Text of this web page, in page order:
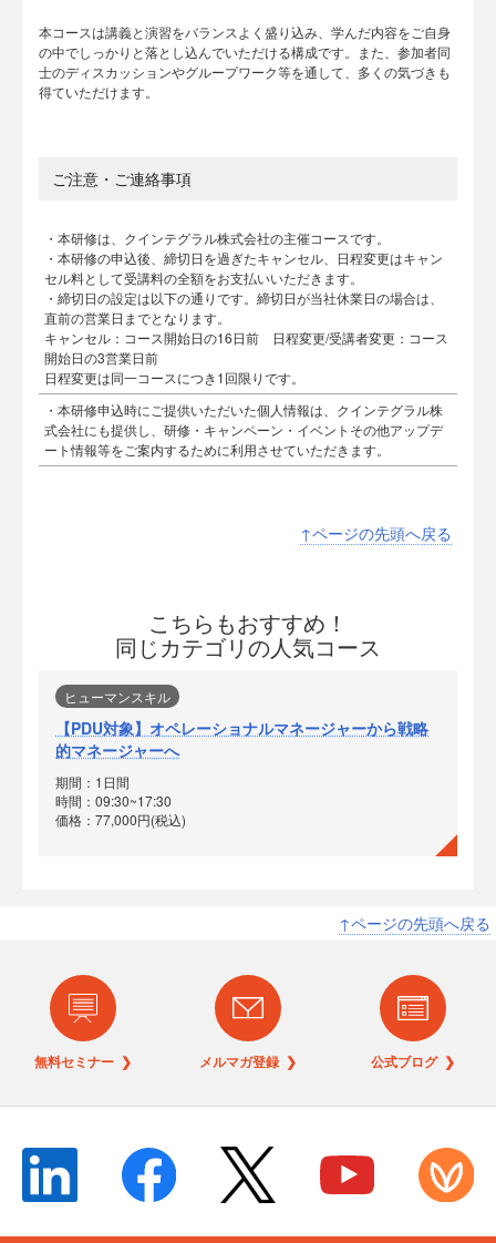
本コースは講義と演習をバランスよく盛り込み、学んだ内容をご自身
の中でしっかりと落とし込んでいただける構成です。また、参加者同
士のディスカッションやグループワーク等を通して、多くの気づきも
得ていただけます。
ご注意・ご連絡事項
・本研修は、クインテグラル株式会社の主催コースです。
・本研修の申込後、締切日を過ぎたキャンセル、日程変更はキャン
セル料として受講料の全額をお支払いいただきます。
・締切日の設定は以下の通りです。締切日が当社休業日の場合は、
直前の営業日までとなります。
キャンセル：コース開始日の16日前 日程変更/受講者変更：コース
開始日の3営業日前
日程変更は同一コースにつき1回限りです。
・本研修申込時にご提供いただいた個人情報は、クインテグラル株
式会社にも提供し、研修・キャンペーン・イベントその他アップデ
ート情報等をご案内するために利用させていただきます。
↑ページの先頭へ戻る
こちらもおすすめ！
同じカテゴリの人気コース
ヒューマンスキル
【PDU対象】オペレーショナルマネージャーから戦略
的マネージャーへ
期間：1日間
時間：09:30~17:30
価格：77,000円(税込)
↑ページの先頭へ戻る
無料セミナー ❯ メルマガ登録 ❯ 公式ブログ ❯